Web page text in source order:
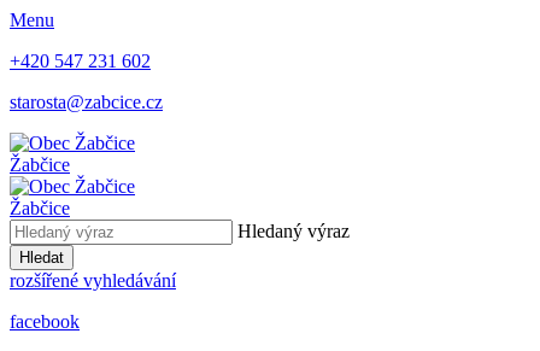
Menu
+420 547 231 602
starosta@zabcice.cz
Žabčice
Žabčice
Hledaný výraz
Hledat
rozšířené vyhledávání
facebook